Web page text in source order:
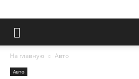
На главную Авто
Авто